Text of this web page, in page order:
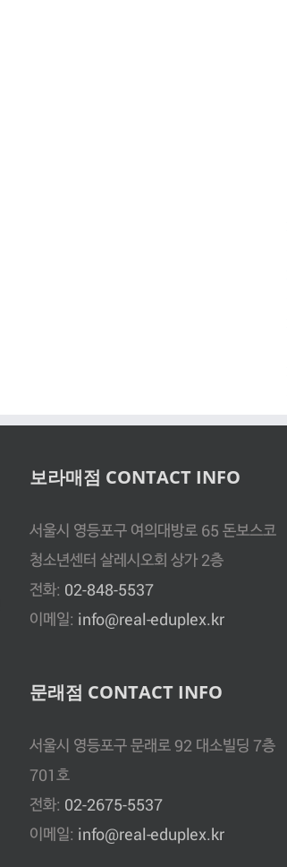
보라매점 CONTACT INFO
서울시 영등포구 여의대방로 65 돈보스코
청소년센터 살레시오회 상가 2층
전화: 02-848-5537
이메일: info@real-eduplex.kr
문래점 CONTACT INFO
서울시 영등포구 문래로 92 대소빌딩 7층
701호
전화: 02-2675-5537
이메일: info@real-eduplex.kr